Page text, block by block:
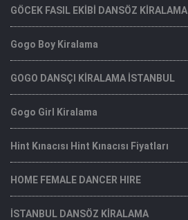
GÖCEK FASIL EKİBİ DANSÖZ KİRALAMA
Gogo Boy Kiralama
GOGO DANSÇI KİRALAMA İSTANBUL
Gogo Girl Kiralama
Hint Kınacısı Hint Kınacısı Fiyatları
HOME FEMALE DANCER HIRE
İSTANBUL DANSÖZ KİRALAMA